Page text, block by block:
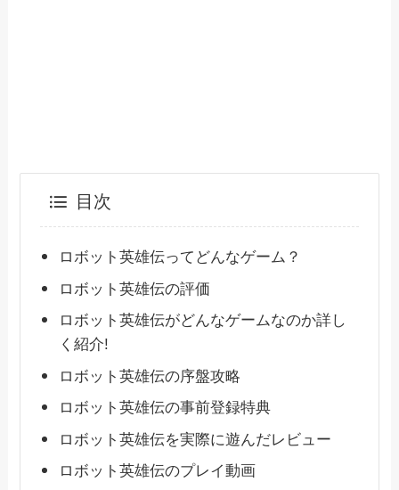
目次
ロボット英雄伝ってどんなゲーム？
ロボット英雄伝の評価
ロボット英雄伝がどんなゲームなのか詳し
く紹介!
ロボット英雄伝の序盤攻略
ロボット英雄伝の事前登録特典
ロボット英雄伝を実際に遊んだレビュー
ロボット英雄伝のプレイ動画